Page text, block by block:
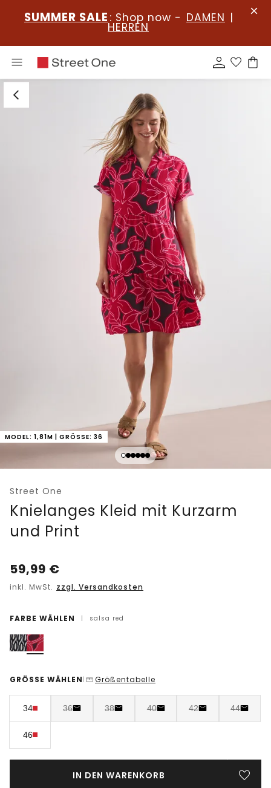
SUMMER SALE : Shop now - DAMEN |
HERREN
MODEL: 1,81M | GRÖSSE: 36
Street One
Knielanges Kleid mit Kurzarm
und Print
59,99 €
inkl. MwSt. zzgl. Versandkosten
FARBE WÄHLEN | salsa red
GRÖSSE WÄHLEN | Größentabelle
34 36 38 40 42 44
46
IN DEN WARENKORB